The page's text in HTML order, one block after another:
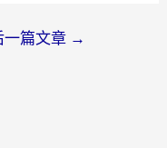
一篇文章 →